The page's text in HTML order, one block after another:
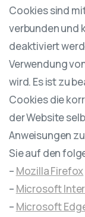
Cookies sind
verbunden und
deaktiviert
Verwendung
wird. Es ist zu
Cookies die
der Website
Anweisungen
Sie auf den
– Mozilla Firefox
– Microsoft
– Microsoft